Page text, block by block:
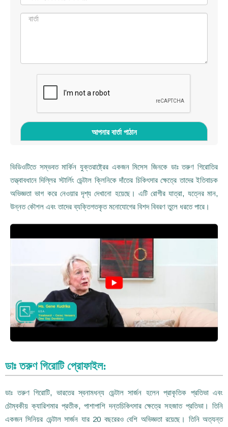
ভিডিওটিতে সম্ভবত মার্কিন যুক্তরাষ্ট্রের একজন মিসেস জিনকে ডাঃ তরুণ গিরোতির
তত্ত্বাবধানে দিল্লির স্টার্লিং ডেন্টাল ক্লিনিকে দাঁতের চিকিৎসার ক্ষেত্রে তাদের ইতিবাচক
অভিজ্ঞতা ভাগ করে নেওয়ার দৃশ্য দেখানো হয়েছে। এটি রোগীর যাত্রা, যত্নের মান,
উন্নত কৌশল এবং তাদের ব্যক্তিগতকৃত মনোযোগের বিশদ বিবরণ তুলে ধরতে পারে।
ডাঃ তরুণ গিরোটি প্রোফাইল:
ডাঃ তরুণ গিরোটি, ভারতের স্বনামধন্য ডেন্টাল সার্জন হলেন প্রাকৃতিক প্রতিভা এবং
চৌম্বকীয় ক্যারিশমার প্রতীক, পাশাপাশি দন্তচিকিৎসার ক্ষেত্রে সহজাত প্রতিভা। তিনি
একজন সিনিয়র ডেন্টাল সার্জন যার 20 বছরেরও বেশি অভিজ্ঞতা রয়েছে। তিনি অত্যন্ত